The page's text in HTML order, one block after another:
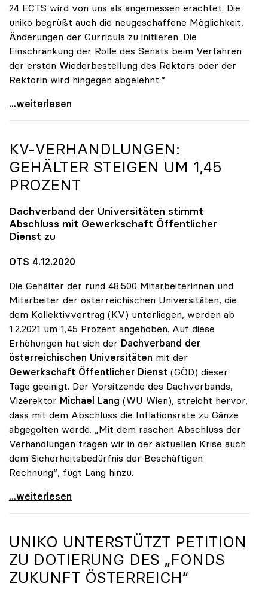
24 ECTS wird von uns als angemessen erachtet. Die
uniko begrüßt auch die neugeschaffene Möglichkeit,
Änderungen der Curricula zu initiieren. Die
Einschränkung der Rolle des Senats beim Verfahren
der ersten Wiederbestellung des Rektors oder der
Rektorin wird hingegen abgelehnt.“
UG-Novelle: Ja zu Mindeststudienleistung, nein zu
...weiterlesen
KV-VERHANDLUNGEN:
GEHÄLTER STEIGEN UM 1,45
PROZENT
Dachverband der Universitäten stimmt
Abschluss mit Gewerkschaft Öffentlicher
Dienst zu
OTS 4.12.2020
Die Gehälter der rund 48.500 Mitarbeiterinnen und
Mitarbeiter der österreichischen Universitäten, die
dem Kollektivvertrag (KV) unterliegen, werden ab
1.2.2021 um 1,45 Prozent angehoben. Auf diese
Erhöhungen hat sich der Dachverband der
österreichischen Universitäten mit der
Gewerkschaft Öffentlicher Dienst (GÖD) dieser
Tage geeinigt. Der Vorsitzende des Dachverbands,
Vizerektor Michael Lang (WU Wien), streicht hervor,
dass mit dem Abschluss die Inflationsrate zu Gänze
abgegolten werde. „Mit dem raschen Abschluss der
Verhandlungen tragen wir in der aktuellen Krise auch
dem Sicherheitsbedürfnis der Beschäftigen
Rechnung“, fügt Lang hinzu.
KV-Verhandlungen: Gehälter steigen um 1,45 Prozent
...weiterlesen
UNIKO UNTERSTÜTZT PETITION
ZU DOTIERUNG DES „FONDS
ZUKUNFT ÖSTERREICH“